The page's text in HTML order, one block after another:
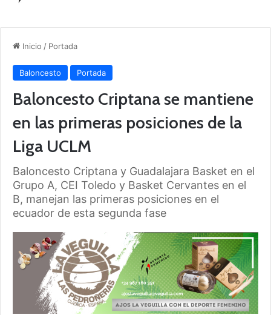
Inicio / Portada
Baloncesto Portada
Baloncesto Criptana se mantiene
en las primeras posiciones de la
Liga UCLM
Baloncesto Criptana y Guadalajara Basket en el
Grupo A, CEI Toledo y Basket Cervantes en el
B, manejan las primeras posiciones en el
ecuador de esta segunda fase